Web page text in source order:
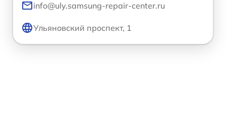
info@uly.samsung-repair-center.ru
Ульяновский проспект, 1